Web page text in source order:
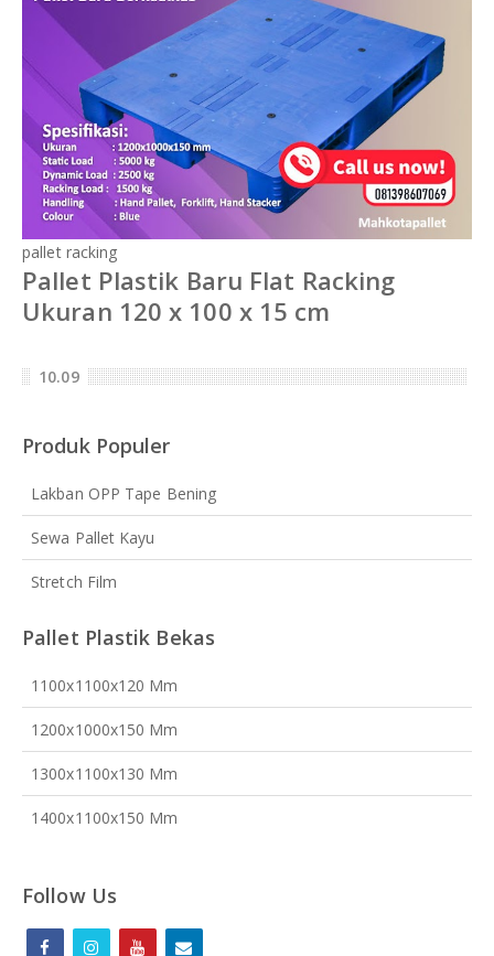
pallet racking
Pallet Plastik Baru Flat Racking
Ukuran 120 x 100 x 15 cm
10.09
Produk Populer
Lakban OPP Tape Bening
Sewa Pallet Kayu
Stretch Film
Pallet Plastik Bekas
1100x1100x120 Mm
1200x1000x150 Mm
1300x1100x130 Mm
1400x1100x150 Mm
Follow Us